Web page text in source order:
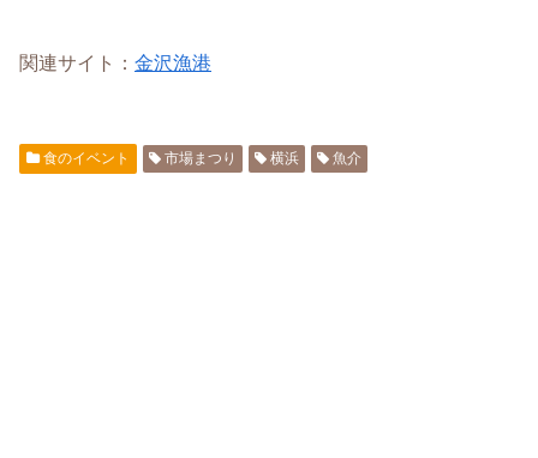
関連サイト： 金沢漁港
食のイベント 市場まつり 横浜 魚介